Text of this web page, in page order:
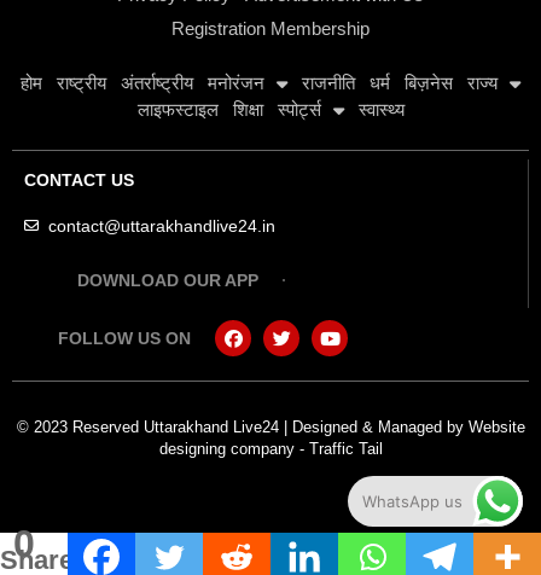
0
Shares
Registration Membership
होम राष्ट्रीय अंतर्राष्ट्रीय मनोरंजन राजनीति धर्म बिज़नेस
राज्य
लाइफस्टाइल
शिक्षा स्पोर्ट्स स्वास्थ्य
CONTACT US
contact@uttarakhandlive24.in
DOWNLOAD OUR APP
FOLLOW US ON
© 2023 Reserved Uttarakhand Live24 | Designed & Managed by Website
designing company- Traffic Tail
WhatsApp us